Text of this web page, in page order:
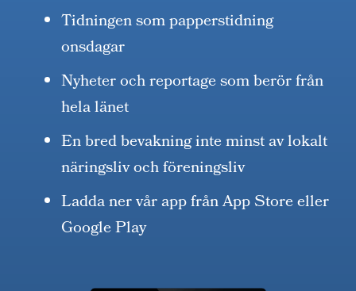
Tidningen som papperstidning
onsdagar
Nyheter och reportage som berör från
hela länet
En bred bevakning inte minst av lokalt
näringsliv och föreningsliv
Ladda ner vår app från App Store eller
Google Play